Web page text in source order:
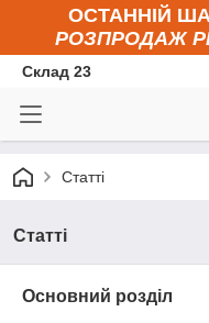
ОСТАННІЙ
РОЗПРОДАЖ
Склад 23
Статті
Статті
Основний розділ